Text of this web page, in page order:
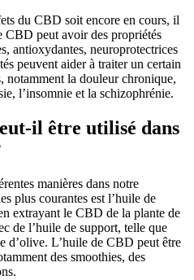
du CBD soit encore en cours, il
CBD peut avoir des propriétés
antioxydantes, neuroprotectrices
peuvent aider à traiter un certain
notamment la douleur chronique,
l’insomnie et la schizophrénie.
il être utilisé dans
manières dans notre
plus courantes est l’huile de
extrayant le CBD de la plante de
de l’huile de support, telle que
d’olive. L’huile de CBD peut être
des smoothies, des